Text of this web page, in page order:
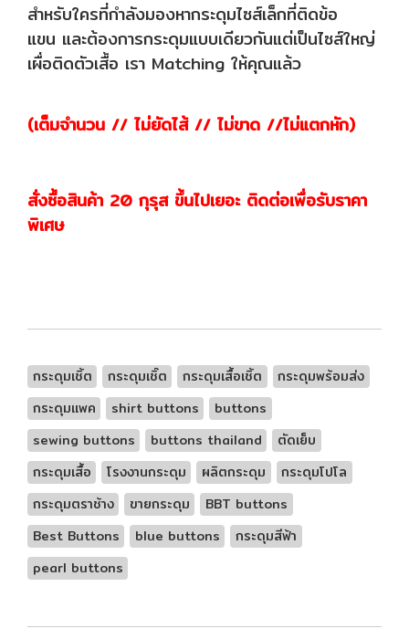
สำหรับใครที่กำลังมองหากระดุมไซส์เล็กที่ติดข้อ
แขน และต้องการกระดุมแบบเดียวกันแต่เป็นไซส์ใหญ่
เผื่อติดตัวเสื้อ เรา Matching ให้คุณแล้ว
(เต็มจำนวน // ไม่ยัดไส้ // ไม่ขาด //ไม่แตกหัก)
สั่งซื้อสินค้า 20 กุรุส ขึ้นไปเยอะ ติดต่อเพื่อรับราคา
พิเศษ
กระดุมเชิ้ต กระดุมเชิ๊ต กระดุมเสื้อเชิ้ต
กระดุมพร้อมส่ง
กระดุมแพค
shirt buttons
buttons
sewing buttons
buttons thailand
ตัดเย็บ
กระดุมเสื้อ
โรงงานกระดุม ผลิตกระดุม
กระดุมโปโล
กระดุมตราช้าง
ขายกระดุม
BBT buttons
Best Buttons
blue buttons
กระดุมสีฟ้า
pearl buttons